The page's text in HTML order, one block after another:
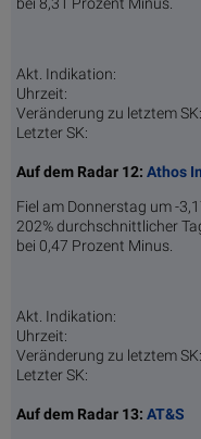
Akt. Indikation:
Uhrzeit:
Veränderung zu letztem SK:
Letzter SK:
Auf dem Radar 12: Athos
Fiel am Donnerstag um -
202% durchschnittlicher
bei 0,47 Prozent Minus.
Akt. Indikation:
Uhrzeit:
Veränderung zu letztem SK:
Letzter SK:
Auf dem Radar 13: AT&S